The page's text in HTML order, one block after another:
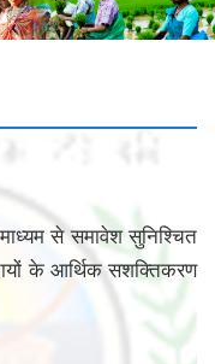
से समावेश सुनिश्चित
के आर्थिक सशक्तिकरण